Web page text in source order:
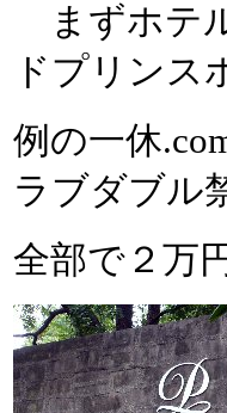
まずホテ
ドプリン
例の一休
ラブダブル
全部で２万